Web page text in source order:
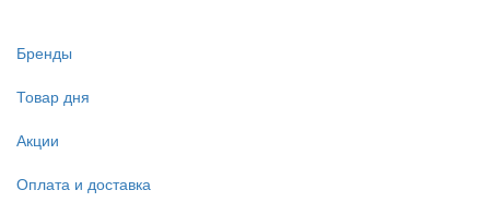
Бренды
Товар дня
Акции
Оплата и доставка